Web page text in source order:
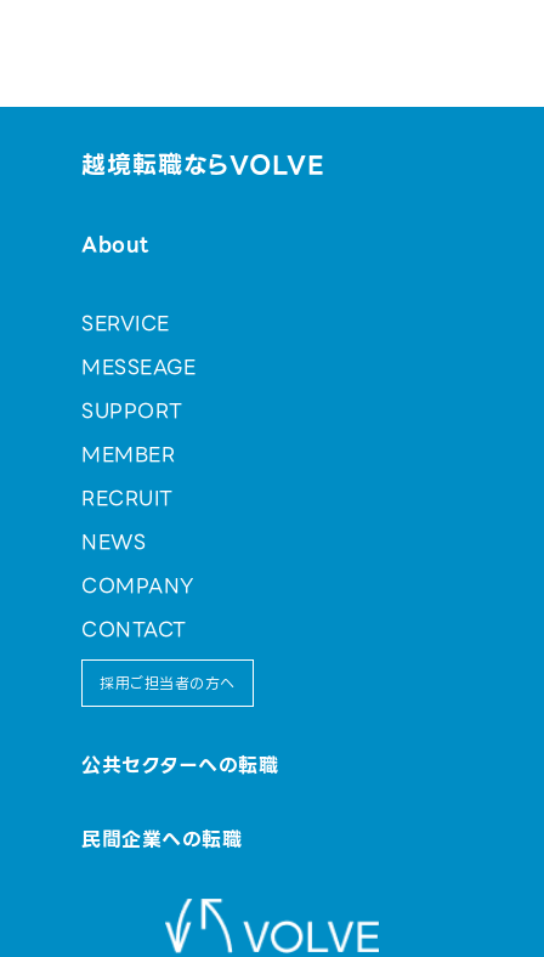
越境転職ならVOLVE
About
SERVICE
MESSEAGE
SUPPORT
MEMBER
RECRUIT
NEWS
COMPANY
CONTACT
採用ご担当者の方へ
公共セクターへの転職
民間企業への転職